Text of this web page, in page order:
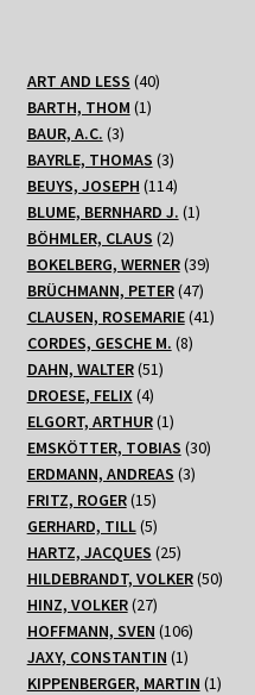
ART AND LESS 4040
BARTH, THOM 11
BAUR, A.C. 33
Produkte
BAYRLE, THOMAS 33
Produkte
BEUYS, JOSEPH 114114
Produkte
BLUME, BERNHARD J. 11
BÖHMLER, CLAUS 22
Produkte
BOKELBERG, WERNER 3939
BRÜCHMANN, PETER 4747
Produkte
CLAUSEN, ROSEMARIE 4141
CORDES, GESCHE M. 88
DAHN, WALTER 5151
DROESE, FELIX 44
Produkte
ELGORT, ARTHUR 11
Produkt
EMSKÖTTER, TOBIAS 3030
ERDMANN, ANDREAS 33
FRITZ, ROGER 1515
Produkte
GERHARD, TILL 55
Produkte
HARTZ, JACQUES 2525
Produkte
HILDEBRANDT, VOLKER 5050
HINZ, VOLKER 2727
Produkte
HOFFMANN, SVEN 106106
Produkte
JAXY, CONSTANTIN 11
Produkt
KIPPENBERGER, MARTIN 11